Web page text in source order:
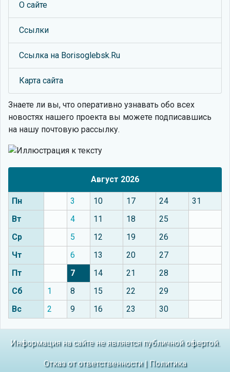
О сайте
Ссылки
Ссылка на Borisoglebsk.Ru
Карта сайта
Знаете ли вы, что оперативно узнавать обо всех
новостях нашего проекта вы можете подписавшись
на нашу почтовую рассылку.
Август 2026
Пн 3 10 17 24
31
Вт
4 11 18
25
Ср
5 12 19
26
Чт
6 13 20
27
Пт
7 14 21
28
Сб
1 8 15 22
29
Вс
2 9 16 23 30
Информация на сайте не является публичной офертой.
Отказ от ответственности| Политика